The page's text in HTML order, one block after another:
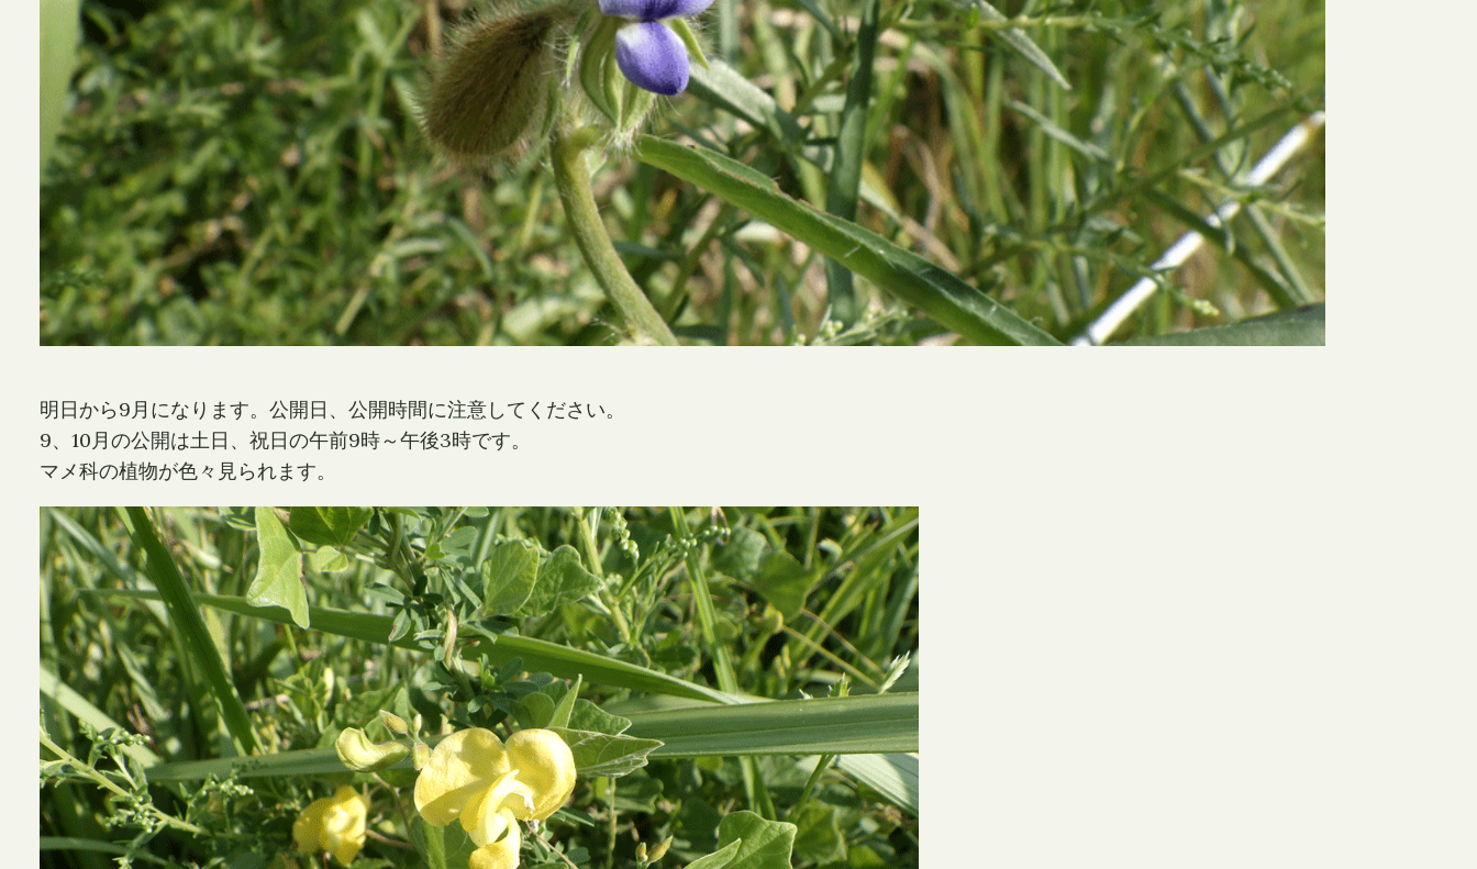
明日から9月になります。公開日、公開時間に注意してください。
9、10月の公開は土日、祝日の午前9時～午後3時です。
マメ科の植物が色々見られます。